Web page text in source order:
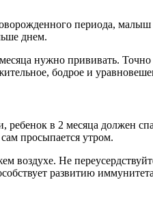
периода,
днем.
нужно прививать.
бодрое и
ребенок в 2 месяца
просыпается утром.
воздухе. Не
развитию